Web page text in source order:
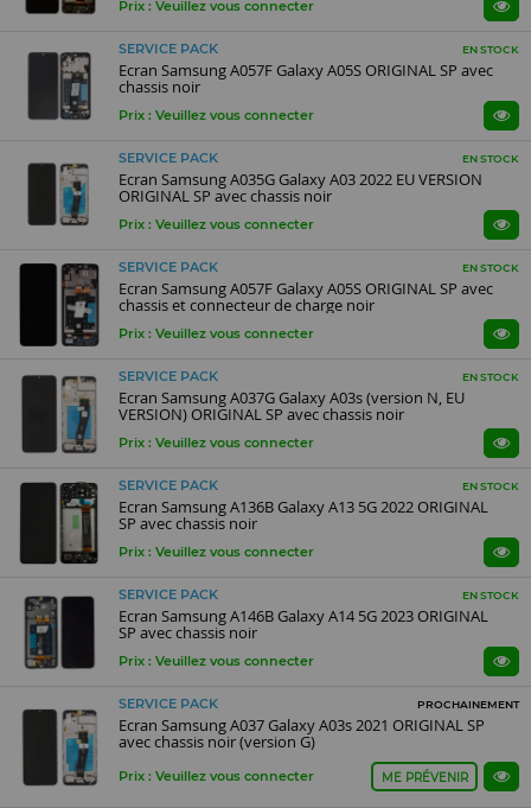
Prix : Veuillez vous connecter
SERVICE PACK EN STOCK
Ecran Samsung A057F Galaxy A05S ORIGINAL SP avec
chassis noir
Prix : Veuillez vous connecter
SERVICE PACK EN STOCK
Ecran Samsung A035G Galaxy A03 2022 EU VERSION
ORIGINAL SP avec chassis noir
Prix : Veuillez vous connecter
SERVICE PACK EN STOCK
Ecran Samsung A057F Galaxy A05S ORIGINAL SP avec
chassis et connecteur de charge noir
Prix : Veuillez vous connecter
SERVICE PACK EN STOCK
Ecran Samsung A037G Galaxy A03s (version N, EU
VERSION) ORIGINAL SP avec chassis noir
Prix : Veuillez vous connecter
SERVICE PACK EN STOCK
Ecran Samsung A136B Galaxy A13 5G 2022 ORIGINAL
SP avec chassis noir
Prix : Veuillez vous connecter
SERVICE PACK EN STOCK
Ecran Samsung A146B Galaxy A14 5G 2023 ORIGINAL
SP avec chassis noir
Prix : Veuillez vous connecter
SERVICE PACK PROCHAINEMENT
Ecran Samsung A037 Galaxy A03s 2021 ORIGINAL SP
avec chassis noir (version G)
Prix : Veuillez vous connecter ME PRÉVENIR